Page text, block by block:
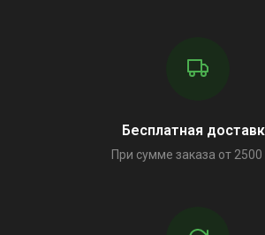
Бесплатная
При сумме заказа от 2500